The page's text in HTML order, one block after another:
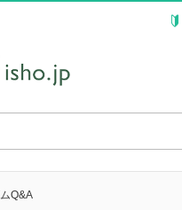
Q&A